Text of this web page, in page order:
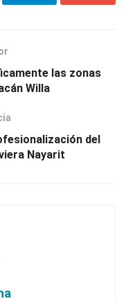
las zonas
Willa
del
Nayarit